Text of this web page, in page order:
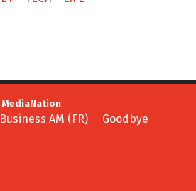
MediaNation
Business AM (FR) Goodbye